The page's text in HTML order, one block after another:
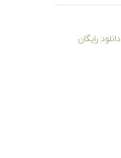
دانلود رایگان